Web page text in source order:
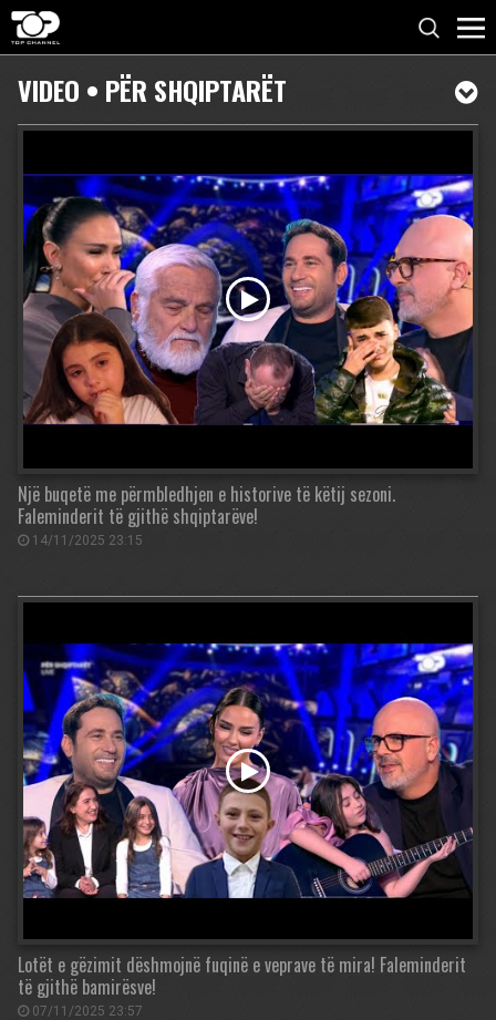
VIDEO • PËR SHQIPTARËT
Një buqetë me përmbledhjen e historive të këtij sezoni.
Faleminderit të gjithë shqiptarëve!
14/11/2025 23:15
Lotët e gëzimit dëshmojnë fuqinë e veprave të mira! Faleminderit
të gjithë bamirësve!
07/11/2025 23:57